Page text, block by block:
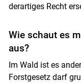
derartiges Recht
Wie schaut es
aus?
Im Wald ist es
Forstgesetz darf